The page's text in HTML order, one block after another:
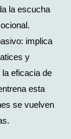
la escucha
implica
y
eficacia de
esta
se vuelven